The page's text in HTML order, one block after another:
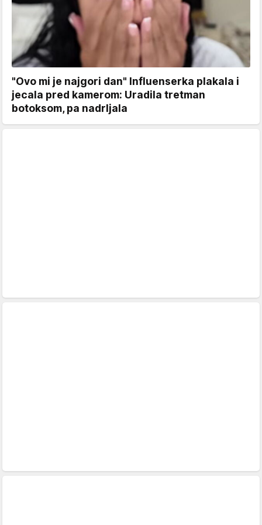
"Ovo mi je najgori dan" Influenserka plakala i
jecala pred kamerom: Uradila tretman
botoksom, pa nadrljala